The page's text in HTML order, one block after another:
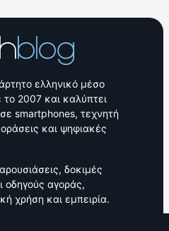
ελληνικό μέσο
το 2007 και καλύπτει
σε smartphones, τεχνητή
και ψηφιακές
δοκιμές
οδηγούς αγοράς,
χρήση και εμπειρία.